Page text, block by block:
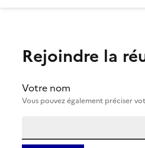
Rejoindre la
Votre nom
Vous pouvez également préciser